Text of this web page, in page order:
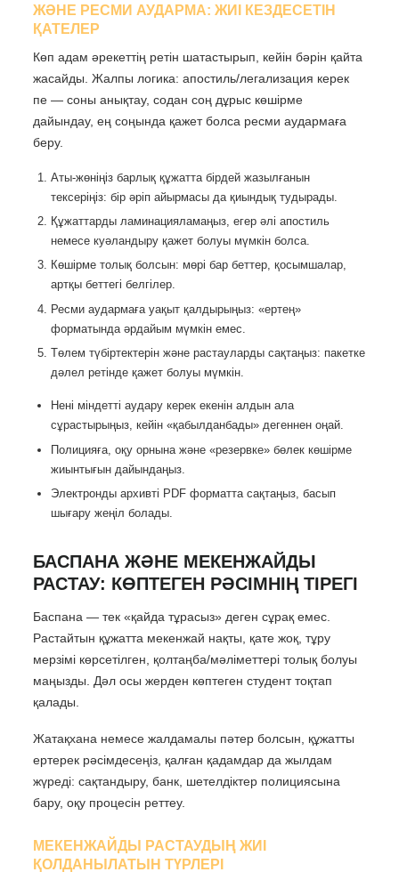
ЖӘНЕ РЕСМИ АУДАРМА: ЖИІ КЕЗДЕСЕТІН
ҚАТЕЛЕР
Көп адам әрекеттің ретін шатастырып, кейін бәрін қайта
жасайды. Жалпы логика: апостиль/легализация керек
пе — соны анықтау, содан соң дұрыс көшірме
дайындау, ең соңында қажет болса ресми аудармаға
беру.
Аты-жөніңіз барлық құжатта бірдей жазылғанын
тексеріңіз: бір әріп айырмасы да қиындық тудырады.
Құжаттарды ламинацияламаңыз, егер әлі апостиль
немесе куәландыру қажет болуы мүмкін болса.
Көшірме толық болсын: мөрі бар беттер, қосымшалар,
артқы беттегі белгілер.
Ресми аудармаға уақыт қалдырыңыз: «ертең»
форматында әрдайым мүмкін емес.
Төлем түбіртектерін және растауларды сақтаңыз: пакетке
дәлел ретінде қажет болуы мүмкін.
Нені міндетті аудару керек екенін алдын ала
сұрастырыңыз, кейін «қабылданбады» дегеннен оңай.
Полицияға, оқу орнына және «резервке» бөлек көшірме
жиынтығын дайындаңыз.
Электронды архивті PDF форматта сақтаңыз, басып
шығару жеңіл болады.
БАСПАНА ЖӘНЕ МЕКЕНЖАЙДЫ
РАСТАУ: КӨПТЕГЕН РӘСІМНІҢ ТІРЕГІ
Баспана — тек «қайда тұрасыз» деген сұрақ емес.
Растайтын құжатта мекенжай нақты, қате жоқ, тұру
мерзімі көрсетілген, қолтаңба/мәліметтері толық болуы
маңызды. Дәл осы жерден көптеген студент тоқтап
қалады.
Жатақхана немесе жалдамалы пәтер болсын, құжатты
ертерек рәсімдесеңіз, қалған қадамдар да жылдам
жүреді: сақтандыру, банк, шетелдіктер полициясына
бару, оқу процесін реттеу.
МЕКЕНЖАЙДЫ РАСТАУДЫҢ ЖИІ
ҚОЛДАНЫЛАТЫН ТҮРЛЕРІ